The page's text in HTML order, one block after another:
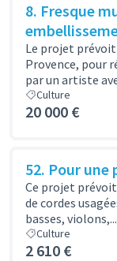
8. Fresque
Le projet
Provence, pour
par un artiste
Culture
20 000 €
52. Pour une
Ce projet
de cordes
basses, violons,...
Culture
2 610 €